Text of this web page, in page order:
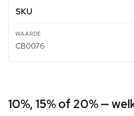
SKU
CB0076
10%, 15% of 20% —